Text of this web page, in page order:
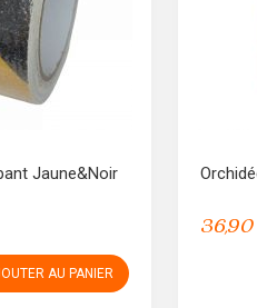
Jaune&Noir
AU PANIER